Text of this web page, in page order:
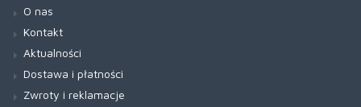
O nas
Kontakt
Aktualności
Dostawa i płatności
Zwroty i reklamacje